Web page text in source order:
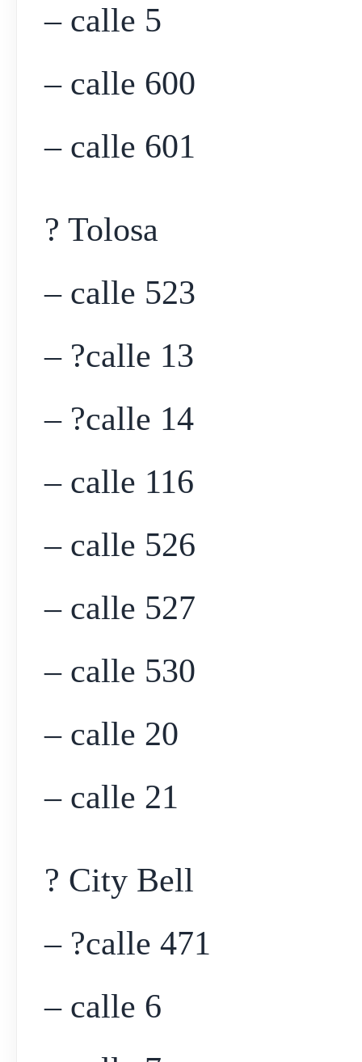
– calle 5
– calle 600
– calle 601
? Tolosa
– calle 523
– ?calle 13
– ?calle 14
– calle 116
– calle 526
– calle 527
– calle 530
– calle 20
– calle 21
? City Bell
– ?calle 471
– calle 6